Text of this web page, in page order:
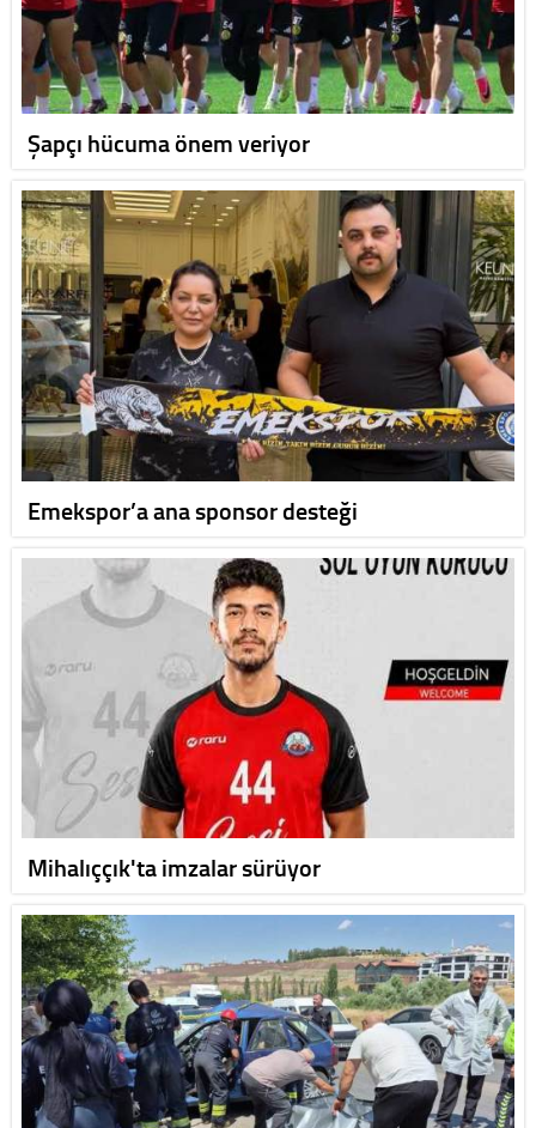
Şapçı hücuma önem veriyor
Emekspor’a ana sponsor desteği
Mihalıççık'ta imzalar sürüyor